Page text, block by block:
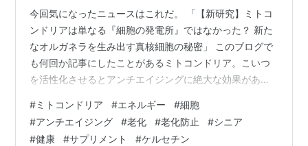
今回気になったニュースはこれだ。 「【新研究】ミトコ
ンドリアは単なる『細胞の発電所』ではなかった？ 新た
なオルガネラを生み出す真核細胞の秘密」 このブログで
も何回か記事にしたことがあるミトコンドリア。こいつ
を活性化させるとアンチエイジングに絶大な効果がある
化させる）ために様々なバイオハックをやっている。
「新たなオルガネラを生み出すって何だ？」と思い、早
#ミトコンドリア #エネルギー #細胞
#アンチエイジング #老化 #老化防止 #シニア
#健康 #サプリメント #ケルセチン